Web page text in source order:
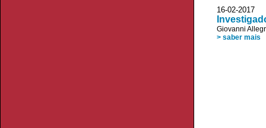
16-02-2017
Giovanni
> saber mais